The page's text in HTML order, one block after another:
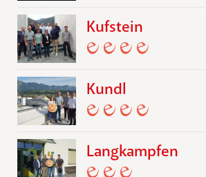
Kufstein
Kundl
Langkampfen